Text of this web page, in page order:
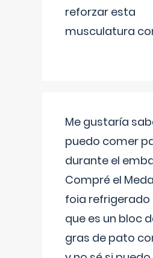
reforzar esta
musculatura
Me gustaría
puedo comer
durante el
Compré el
foia refrigerado
que es un bloc
gras de pato